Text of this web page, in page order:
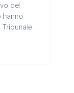
del
hanno
Tribunale